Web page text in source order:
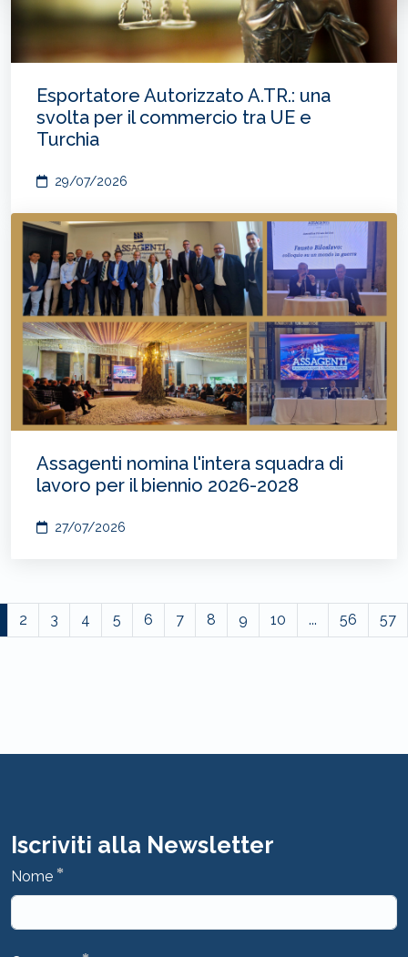
Esportatore Autorizzato A.TR.: una
svolta per il commercio tra UE e
Turchia
29/07/2026
Assagenti nomina l'intera squadra di
lavoro per il biennio 2026-2028
27/07/2026
2 3 4 5 6 7 8 9 10 ... 56 57
Iscriviti alla Newsletter
Nome *